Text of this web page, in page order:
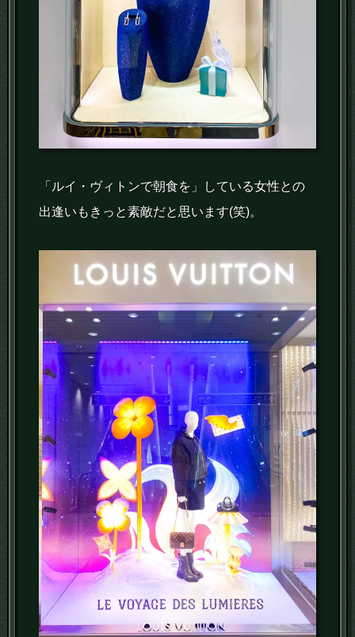
「ルイ・ヴィトンで朝食を」している女性との
出逢いもきっと素敵だと思います(笑)。